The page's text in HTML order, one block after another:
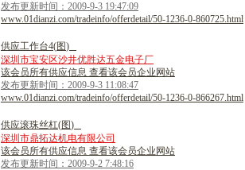
发布更新时间：2009-9-3 19:47:09
www.01dianzi.com/tradeinfo/offerdetail/50-1236-0-860725.html
供应工作台4(图)
深圳市宝安区沙井优胜达五金电子厂
该会员所有供应信息 查看该会员企业网站
发布更新时间：2009-9-3 11:08:47
www.01dianzi.com/tradeinfo/offerdetail/50-1236-0-866267.html
供应滚珠丝杠(图)
深圳市鼎拓达机电有限公司
该会员所有供应信息 查看该会员企业网站
发布更新时间：2009-9-2 7:48:16